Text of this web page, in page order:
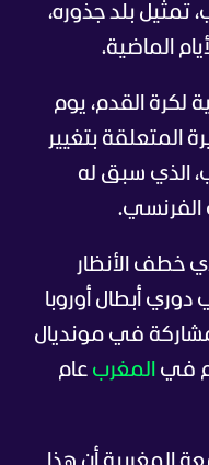
تمثيل بلد جذوره،
الماضية.
لكرة القدم، يوم
المتعلقة بتغيير
الذي سبق له
الفرنسي.
خطف الأنظار
أبطال أوروبا
في مونديال
المغرب عام